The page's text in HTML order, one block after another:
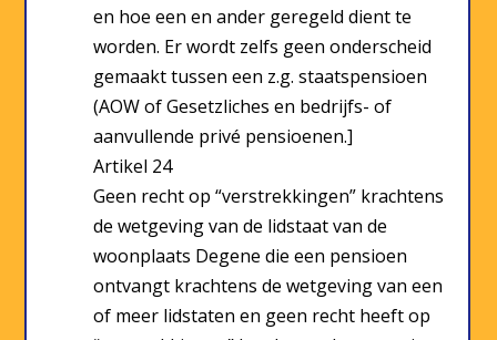
en hoe een en ander geregeld dient te
worden. Er wordt zelfs geen onderscheid
gemaakt tussen een z.g. staatspensioen
(AOW of Gesetzliches en bedrijfs- of
aanvullende privé pensioenen.]
Artikel 24
Geen recht op “verstrekkingen” krachtens
de wetgeving van de lidstaat van de
woonplaats Degene die een pensioen
ontvangt krachtens de wetgeving van een
of meer lidstaten en geen recht heeft op